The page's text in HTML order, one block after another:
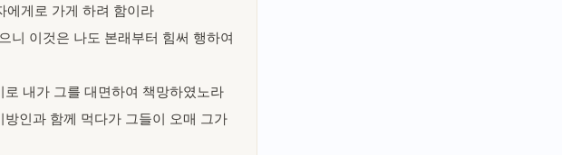
에게로 가게 하려 함이라
니 이것은 나도 본래부터 힘써 행하여
내가 그를 대면하여 책망하였노라
인과 함께 먹다가 그들이 오매 그가